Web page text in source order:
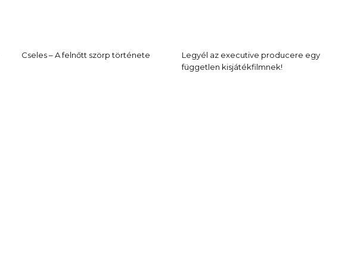
Cseles – A felnőtt szörp története
Legyél az executive producere egy
független kisjátékfilmnek!